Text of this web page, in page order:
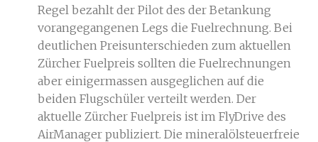
Regel bezahlt der Pilot des der Betankung
vorangegangenen Legs die Fuelrechnung. Bei
deutlichen Preisunterschieden zum aktuellen
Zürcher Fuelpreis sollten die Fuelrechnungen
aber einigermassen ausgeglichen auf die
beiden Flugschüler verteilt werden. Der
aktuelle Zürcher Fuelpreis ist im FlyDrive des
AirManager publiziert. Die mineralölsteuerfreie